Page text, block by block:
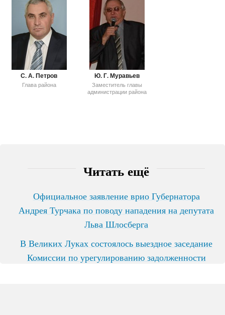
С. А. Петров
Глава района
Ю. Г. Муравьев
Заместитель главы
администрации района
Читать ещё
Официальное заявление врио Губернатора
Андрея Турчака по поводу нападения на депутата
Льва Шлосберга
В Великих Луках состоялось выездное заседание
Комиссии по урегулированию задолженности